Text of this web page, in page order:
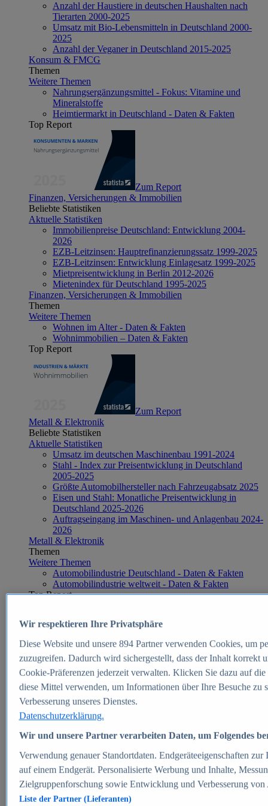
Anzahl der Haustiere in deutschen Haushalten nach
Tierarten 2000-2025
Umsatz mit Bio-Lebensmitteln in Deutschland 2000-
2025
Anzahl der Veganer in Deutschland 2015-2025
Konsum & FMCG
Themen
Weitere Themen
Nahrungsergänzungsmittel - Fokus: Vitamine und
Mineralstoffe
Heimtiermarkt in Deutschland - Daten & Fakten
Top Report
Zum Report
Finanzen, Versicherungen & Immobilien
Beliebte Statistiken
Aktuelle Statistiken
Immobilienpreise Deutschland: Entwicklung 2004-
2026
EZB-Leitzinsen: Hauptrefinanzierungssatz 1999-2025
EZB-Leitzinsen: Entwicklung Einlagesatz 1999-2025
Mietpreisentwicklung in Berlin 2012-2026
Mietenindex für Deutschland 1995-2025
Finanzen, Versicherungen & Immobilien
Themen
Weitere Themen
Wohnen im Alter - Daten & Fakten
Wohnimmobilien – Daten & Fakten
Top Report
Zum Report
Metall & Elektronik
Beliebte Statistiken
Aktuelle Statistiken
Umsatz im deutschen Maschinenbau 1991-2024
Stahl - Index zur Preisentwicklung in Deutschland
2005-2025
Größte Automobilhersteller nach Fahrzeugabsatz 2025
Eisen und Stahl: Monatliche Preisentwicklung in
Deutschland 2025-2026
Auftragseingang im Maschinen- und Anlagenbau 2024-
2026
Metall & Elektronik
Themen
Weitere Themen
Automobilindustrie Deutschland - Daten & Fakten
Automobilindustrie weltweit - Daten & Fakten
Top Report
Zum Report
E-commerce
Beliebte Statistiken
Aktuelle Statistiken
E-Commerce - Entwicklung des Umsatzes in
Deutschland 1999-2025
Umsatz von Amazon in Deutschland und weltweit
2010-2025
B2C-E-Commerce: Top-50 Online Shops in
Deutschland 2024
Marktanteile von Online-Zahlungsverfahren in
Deutschland 2024
Umsatzstarke Warengruppen im Online-Handel in
Deutschland 2023-2025
Wir respektieren Ihre Privatsphäre
Diese Website und unsere 894Partner verwenden Cookies, um
zuzugreifen. Dadurch wird sichergestellt, dass der Inhalt korrekt
Cookie-Präferenzen jederzeit verwalten. Klicken Sie dazu auf
diese Mittel verwenden, um Informationen über Ihre Besuche
Verbesserung unseres Dienstes.
Datenschutzerklärung.
Wir und unsere Partner verarbeiten Daten, um Folgendes
Verwendung genauer Standortdaten. Endgeräteeigenschaften
auf einem Endgerät. Personalisierte Werbung und Inhalte,
Zielgruppenforschung sowie Entwicklung und Verbesserung von
Liste der Partner (Lieferanten)